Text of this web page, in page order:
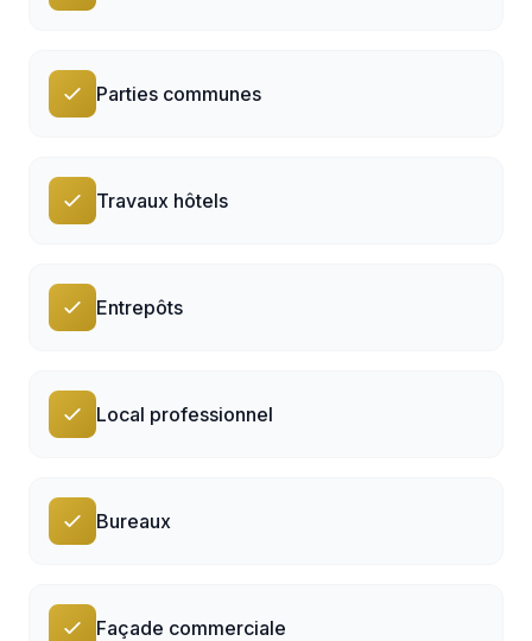
Parties communes
Travaux hôtels
Entrepôts
Local professionnel
Bureaux
Façade commerciale